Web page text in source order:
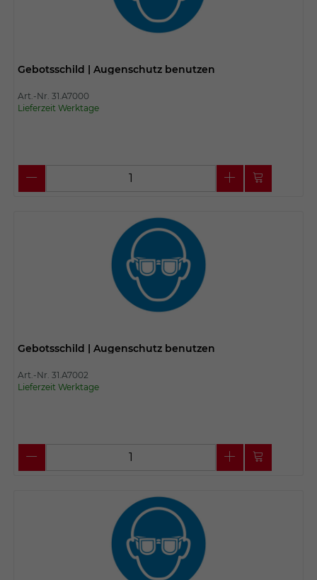
Gebotsschild | Augenschutz benutzen
Art.-Nr. 31.A7000
Lieferzeit Werktage
Gebotsschild | Augenschutz benutzen
Art.-Nr. 31.A7002
Lieferzeit Werktage